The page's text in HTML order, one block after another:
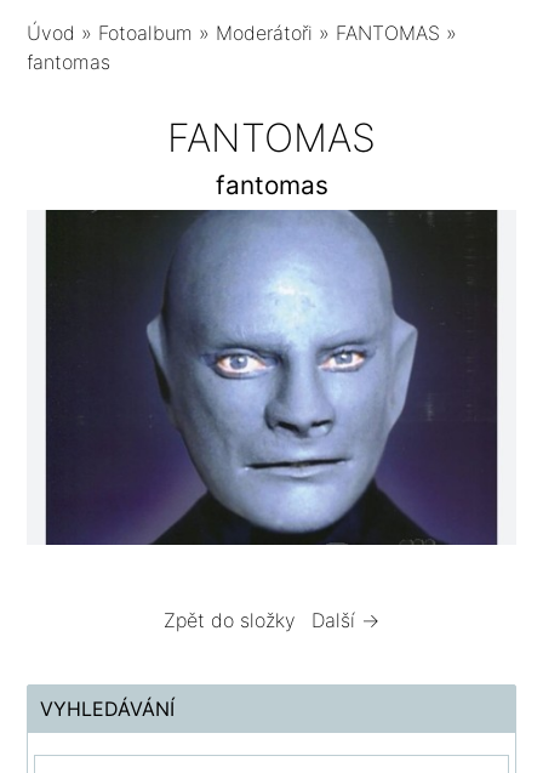
Úvod » Fotoalbum » Moderátoři » FANTOMAS »
fantomas
FANTOMAS
fantomas
Zpět do složky Další →
VYHLEDÁVÁNÍ